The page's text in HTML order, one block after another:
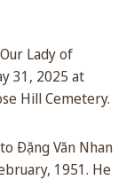
Lady of
31, 2025 at
Hill Cemetery.
Đặng Văn Nhan
1951. He